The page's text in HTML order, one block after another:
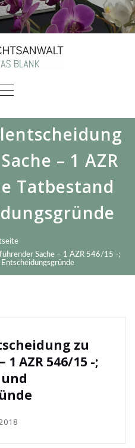
SCHALTE
– 1 AZR
Tatbestand
Sache – 1 AZR 546/15 -;
zu
AZR 546/15 -;